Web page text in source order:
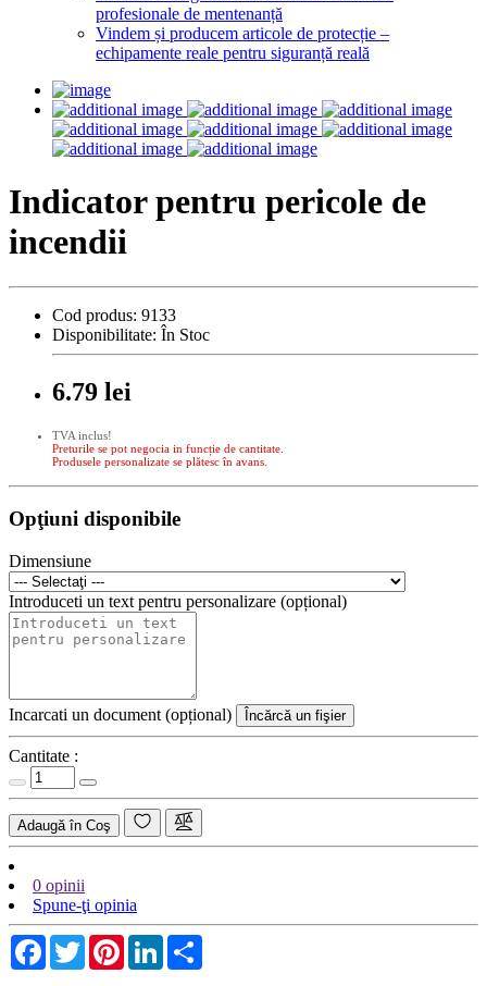
profesionale de mentenanță
Vindem și producem articole de protecție –
echipamente reale pentru siguranță reală
Indicator pentru pericole de
incendii
Cod produs: 9133
Disponibilitate: În Stoc
6.79 lei
TVA inclus!
Preturile se pot negocia in funcție de cantitate.
Produsele personalizate se plătesc în avans.
Opţiuni disponibile
Dimensiune
Introduceti un text pentru personalizare (opțional)
Incarcati un document (opțional) Încărcă un fişier
Cantitate :
Adaugă în Coş
0 opinii
Spune-ţi opinia
Facebook
TwitterPinterestLinkedIn